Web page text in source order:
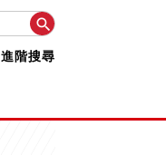

進階搜尋